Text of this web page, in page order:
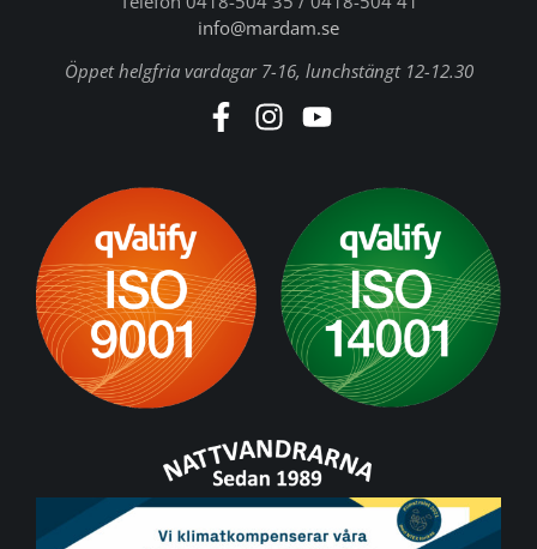
info@mardam.se
Öppet helgfria vardagar 7-16, lunchstängt 12-12.30